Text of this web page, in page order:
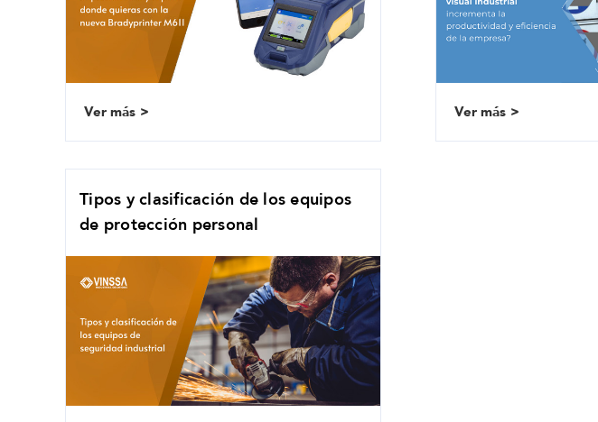
Ver más Ver más
Tipos y clasificación de los equipos
de protección personal